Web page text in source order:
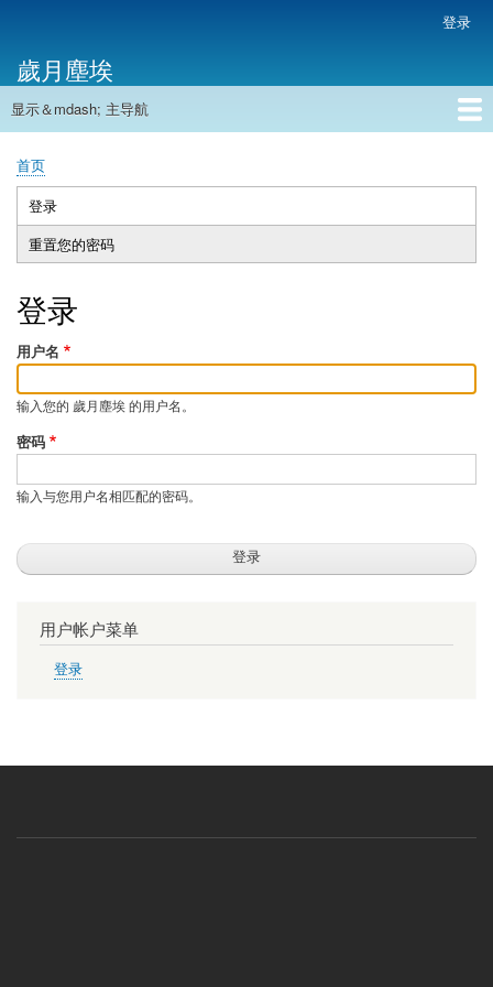
主
内
帐
户
菜
单
登录
歲月塵埃
主
航
显示＆mdash; 主导航
首页
面
包
屑
首页
主
标
登录
动
标
重置您的密码
登录
用户名
输入您的 歲月塵埃 的用户名。
密码
输入与您用户名相匹配的密码。
用户帐户菜单
登录